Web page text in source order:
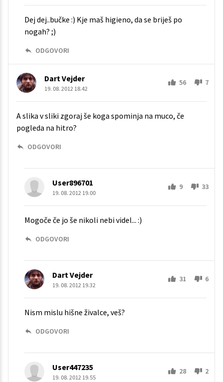
Dej dej..bučke :) Kje maš higieno, da se briješ po
nogah? ;)
ODGOVORI
Dart Vejder
19. 08. 2012 18.42
56 7
A slika v sliki zgoraj še koga spominja na muco, če
pogleda na hitro?
ODGOVORI
User896701
19. 08. 2012 19.00
9 33
Mogoče če jo še nikoli nebi videl... :)
ODGOVORI
Dart Vejder
19. 08. 2012 19.32
31 6
Nism mislu hišne živalce, veš?
ODGOVORI
User447235
19. 08. 2012 19.55
28 2